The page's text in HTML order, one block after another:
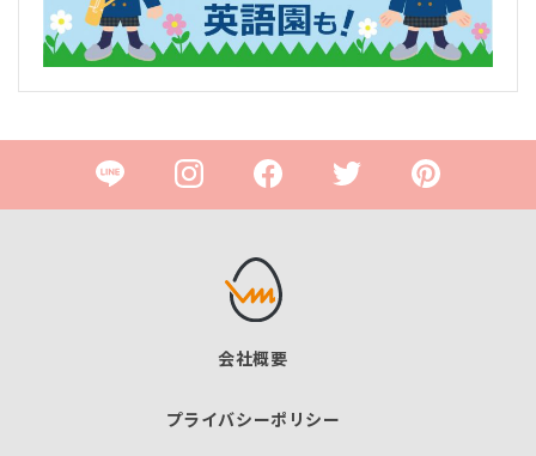
会社概要
プライバシーポリシー